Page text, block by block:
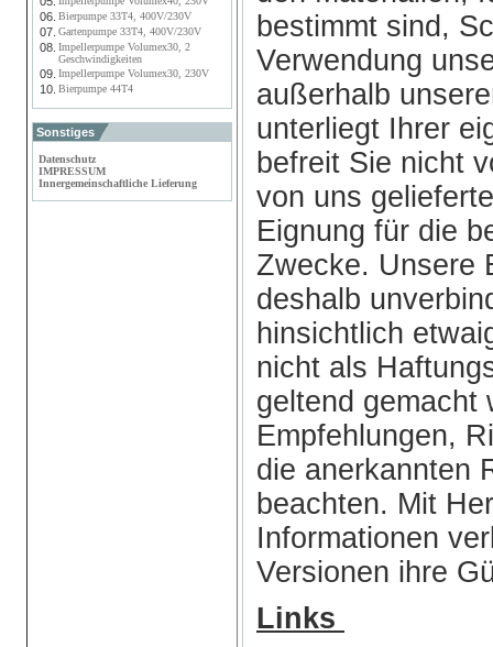
06. Bierpumpe 33T4, 400V/230V
07. Gartenpumpe 33T4, 400V/230V
08. Impellerpumpe Volumex30, 2
Geschwindigkeiten
09. Impellerpumpe Volumex30, 230V
10. Bierpumpe 44T4
Sonstiges
Datenschutz
IMPRESSUM
Innergemeinschaftliche Lieferung
bestimmt sind,
Verwendung
außerhalb
unterliegt Ihrer
befreit Sie nicht
von uns
Eignung für die
Zwecke. Unsere
deshalb
hinsichtlich
nicht als
geltend gemacht
Empfehlungen,
die anerkannten
beachten. Mit
Informationen
Versionen ihre
Links